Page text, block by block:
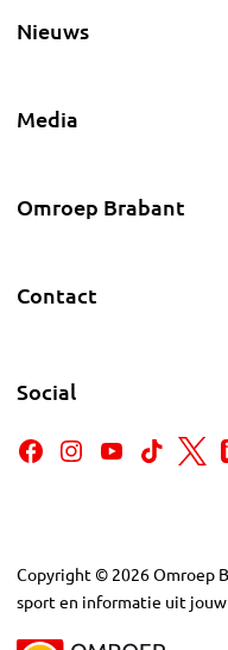
Nieuws
Media
Omroep Brabant
Contact
Social
Copyright © 2026Omroep
sport en informatie uit